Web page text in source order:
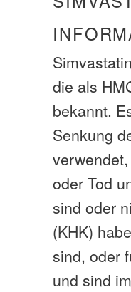
die als
bekannt.
Senkung
oder Tod
sind oder
(KHK)
sind, oder
und sind